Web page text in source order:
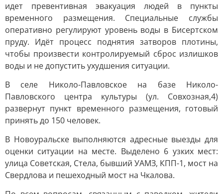
идет превентивная эвакуация людей в пункты
временного размещения. Специальные службы
оперативно регулируют уровень воды в Бисертском
пруду. Идёт процесс поднятия затворов плотины,
чтобы произвести контролируемый сброс излишков
воды и не допустить ухудшения ситуации.
В селе Николо-Павловское на базе Николо-
Павловского центра культуры (ул. Совхозная,4)
развернут пункт временного размещения, готовый
принять до 150 человек.
В Новоуральске выполняются адресные выезды для
оценки ситуации на месте. Выделено 6 узких мест:
улица Советская, Стела, бывший УАМЗ, КПП-1, мост на
Свердлова и пешеходный мост на Чкалова.